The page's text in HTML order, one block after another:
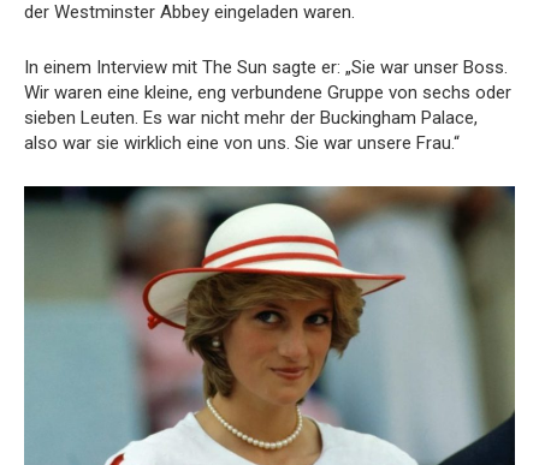
der Westminster Abbey eingeladen waren.
In einem Interview mit The Sun sagte er: „Sie war unser Boss.
Wir waren eine kleine, eng verbundene Gruppe von sechs oder
sieben Leuten. Es war nicht mehr der Buckingham Palace,
also war sie wirklich eine von uns. Sie war unsere Frau.“